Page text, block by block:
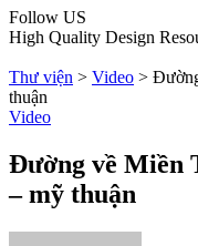
Follow US
High Quality Design
Thư viện > Video >
thuận
Video
Đường về Miền
– mỹ thuận